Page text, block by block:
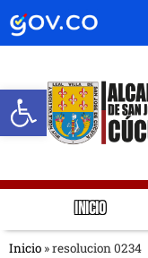
Abrir
INICIO
Inicio »resolucion 0234